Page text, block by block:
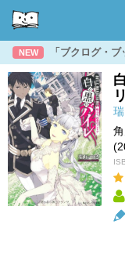
NEW 「ブクログ・